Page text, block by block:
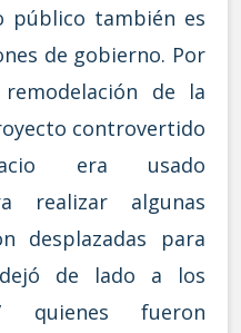
público también es
de gobierno. Por
de la
controvertido
era usado
realizar algunas
desplazadas para
de lado a los
quienes fueron